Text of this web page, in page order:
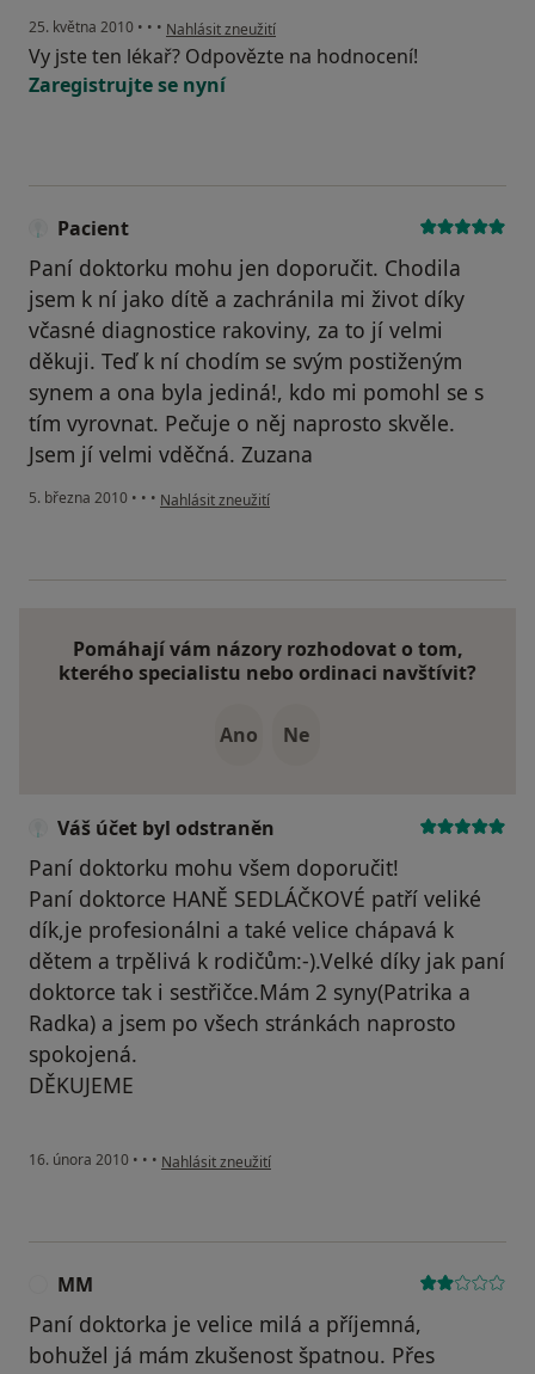
25. května 2010 • • • podle názoru uživatele Pacient
Nahlásit zneužití
Vy jste ten lékař? Odpovězte na hodnocení!
Zaregistrujte se nyní
Pacient
Paní doktorku mohu jen doporučit. Chodila
jsem k ní jako dítě a zachránila mi život díky
včasné diagnostice rakoviny, za to jí velmi
děkuji. Teď k ní chodím se svým postiženým
synem a ona byla jediná!, kdo mi pomohl se s
tím vyrovnat. Pečuje o něj naprosto skvěle.
Jsem jí velmi vděčná. Zuzana
5. března 2010 • • • podle názoru uživatele Pacient
Nahlásit zneužití
Pomáhají vám názory rozhodovat o tom,
kterého specialistu nebo ordinaci navštívit?
Ano Ne
Váš účet byl odstraněn
Paní doktorku mohu všem doporučit!
Paní doktorce HANĚ SEDLÁČKOVÉ patří veliké
dík,je profesionálni a také velice chápavá k
dětem a trpělivá k rodičům:-).Velké díky jak paní
doktorce tak i sestřičce.Mám 2 syny(Patrika a
Radka) a jsem po všech stránkách naprosto
spokojená.
DĚKUJEME
16. února 2010 • • • podle názoru uživatele Váš účet byl odstraněn
Nahlásit zneužití
MM
Paní doktorka je velice milá a příjemná,
bohužel já mám zkušenost špatnou. Přes